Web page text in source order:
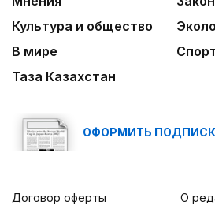
Культура и общество
В мире
Таза Казахстан
ОФОРМИТЬ
Договор оферты
О